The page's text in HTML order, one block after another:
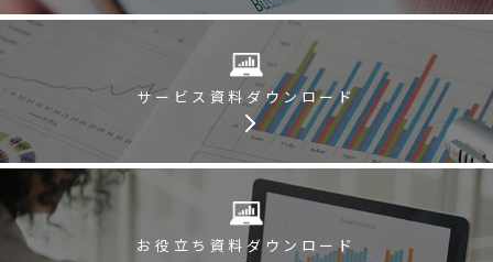
サービス資料 ダウンロード
お役立ち資料 ダウンロード